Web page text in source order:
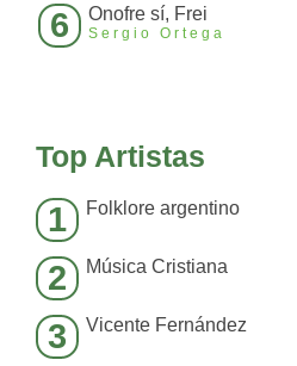
6 Onofre sí, Frei
Sergio Ortega
Top Artistas
1 Folklore argentino
2 Música Cristiana
3 Vicente Fernández